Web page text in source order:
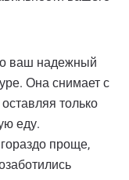
ваш надежный
Она снимает с
только
еду.
проще,